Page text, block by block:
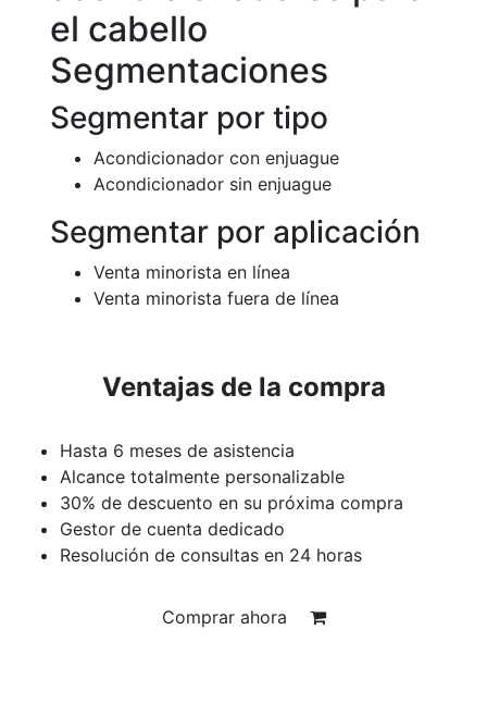
el cabello
Segmentaciones
Segmentar por tipo
Acondicionador con enjuague
Acondicionador sin enjuague
Segmentar por aplicación
Venta minorista en línea
Venta minorista fuera de línea
Ventajas de la compra
Hasta 6 meses de asistencia
Alcance totalmente personalizable
30% de descuento en su próxima compra
Gestor de cuenta dedicado
Resolución de consultas en 24 horas
Comprar ahora